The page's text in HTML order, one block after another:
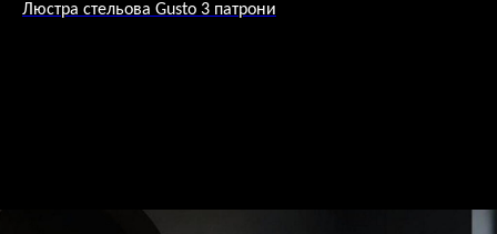
Люстра стельова Gusto 3 патрони